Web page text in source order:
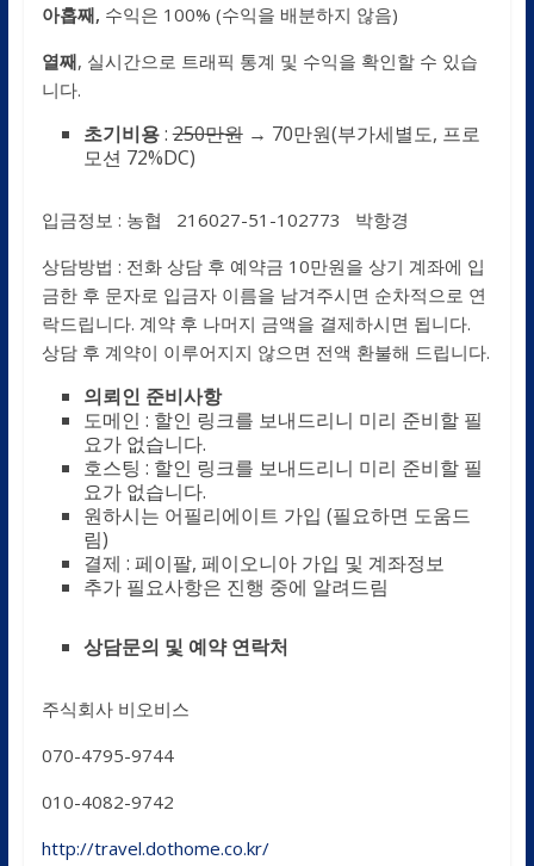
아홉째, 수익은 100% (수익을 배분하지 않음)
열째, 실시간으로 트래픽 통계 및 수익을 확인할 수 있습
니다.
초기비용:250만원→ 70만원(부가세별도, 프로
모션 72%DC)
입금정보 : 농협 216027-51-102773 박항경
상담방법 : 전화 상담 후 예약금 10만원을 상기 계좌에 입
금한 후 문자로 입금자 이름을 남겨주시면 순차적으로 연
락드립니다. 계약 후 나머지 금액을 결제하시면 됩니다.
상담 후 계약이 이루어지지 않으면 전액 환불해 드립니다.
의뢰인 준비사항
도메인 : 할인 링크를 보내드리니 미리 준비할 필
요가 없습니다.
호스팅 : 할인 링크를 보내드리니 미리 준비할 필
요가 없습니다.
원하시는 어필리에이트 가입 (필요하면 도움드
림)
결제 : 페이팔, 페이오니아 가입 및 계좌정보
추가 필요사항은 진행 중에 알려드림
상담문의 및 예약 연락처
주식회사 비오비스
070-4795-9744
010-4082-9742
http://travel.dothome.co.kr/